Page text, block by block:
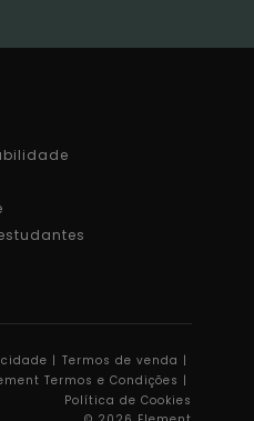
| Termos de venda |
Termos e Condições |
Política de Cookies